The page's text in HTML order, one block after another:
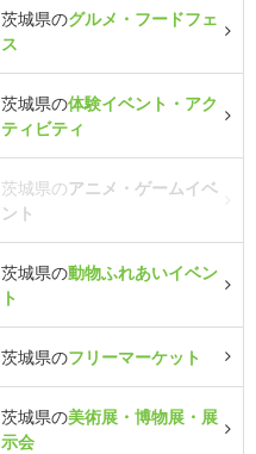
茨城県のグルメ・フードフェ
ス
茨城県の体験イベント・アク
ティビティ
茨城県のアニメ・ゲームイベ
ント
茨城県の動物ふれあいイベン
ト
茨城県のフリーマーケット
茨城県の美術展・博物展・展
示会